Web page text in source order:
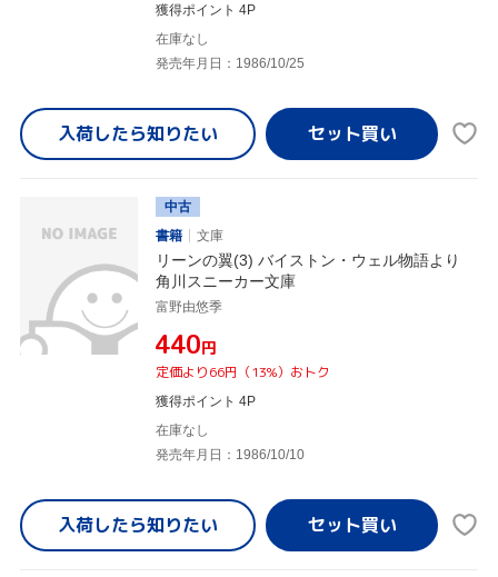
獲得ポイント 4P
在庫なし
発売年月日：1986/10/25
入荷したら知りたい
中古
書籍
文庫
リーンの翼(3) バイストン・ウェル物語より
角川スニーカー文庫
富野由悠季
¥440円
定価より66円（13%）おトク
獲得ポイント 4P
在庫なし
発売年月日：1986/10/10
入荷したら知りたい